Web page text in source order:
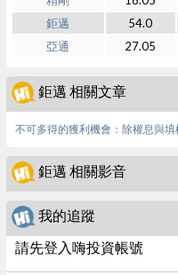
鉅邁
54.0
亞通
27.05
鉅邁 相關文章
不可多得的獲利機會：除權息與填
鉅邁 相關影音
我的追蹤
請先登入嗨投資帳號